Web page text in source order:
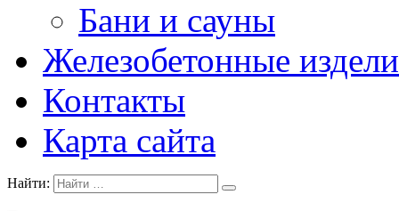
Бани и сауны
Железобетонные
Контакты
Карта сайта
Найти: